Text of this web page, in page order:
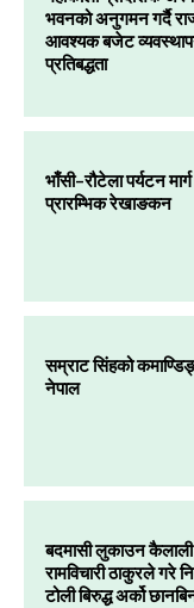
भवनको अनुगमन गर्दै
आवश्यक बजेट
प्रतिबद्धता
भाँसी–रौटेला पर्यटन
प्रारम्भिक रेखाङकन
सम्राट सिंहको
नेपाल
बदमासी लुकाउन
रामविचारी ठाकुरले गरे
टोली बिरुद्ध अर्को